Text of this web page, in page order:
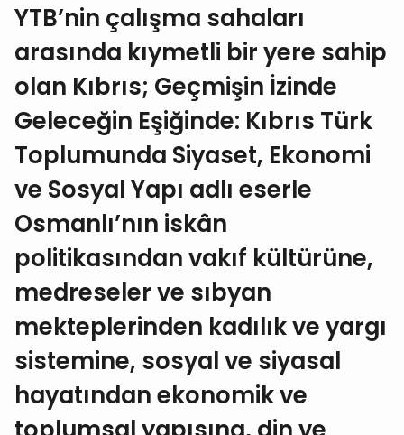
YTB’nin çalışma sahaları
arasında kıymetli bir yere sahip
olan Kıbrıs; Geçmişin İzinde
Geleceğin Eşiğinde: Kıbrıs Türk
Toplumunda Siyaset, Ekonomi
ve Sosyal Yapı adlı eserle
Osmanlı’nın iskân
politikasından vakıf kültürüne,
medreseler ve sıbyan
mekteplerinden kadılık ve yargı
sistemine, sosyal ve siyasal
hayatından ekonomik ve